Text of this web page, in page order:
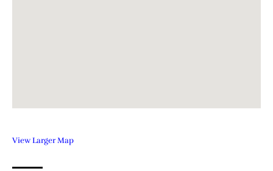
View Larger Map